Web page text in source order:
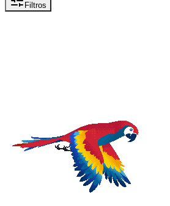
Filtros